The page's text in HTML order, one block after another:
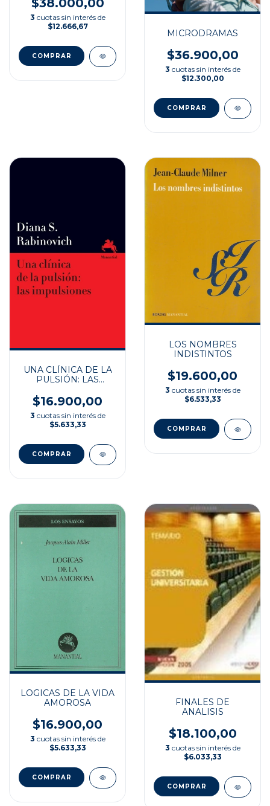
3 cuotas sin interés de
$12.666,67
MICRODRAMAS
$36.900,00
3 cuotas sin interés de
$12.300,00
UNA CLÍNICA DE LA
PULSIÓN: LAS
$16.900,00
3 cuotas sin interés de
$5.633,33
LOS NOMBRES
INDISTINTOS
$19.600,00
3 cuotas sin interés de
$6.533,33
LOGICAS DE LA VIDA
AMOROSA
$16.900,00
3 cuotas sin interés de
$5.633,33
FINALES DE
ANALISIS
$18.100,00
3 cuotas sin interés de
$6.033,33